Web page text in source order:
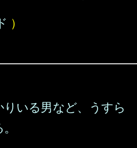
）
いる男など、うすら